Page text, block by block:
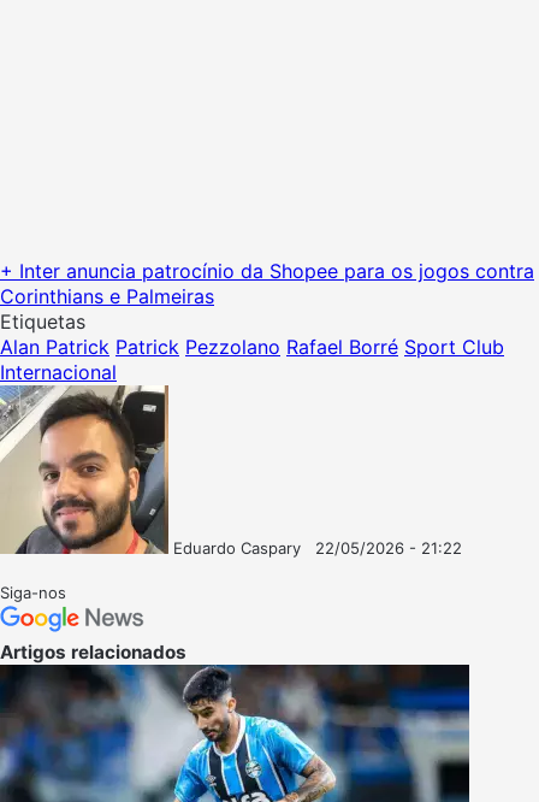
+ Inter anuncia patrocínio da Shopee para os jogos contra
Corinthians e Palmeiras
Etiquetas
Alan Patrick Patrick Pezzolano Rafael Borré Sport Club
Internacional
Eduardo Caspary
22/05/2026 - 21:22
Siga-nos
Artigos relacionados